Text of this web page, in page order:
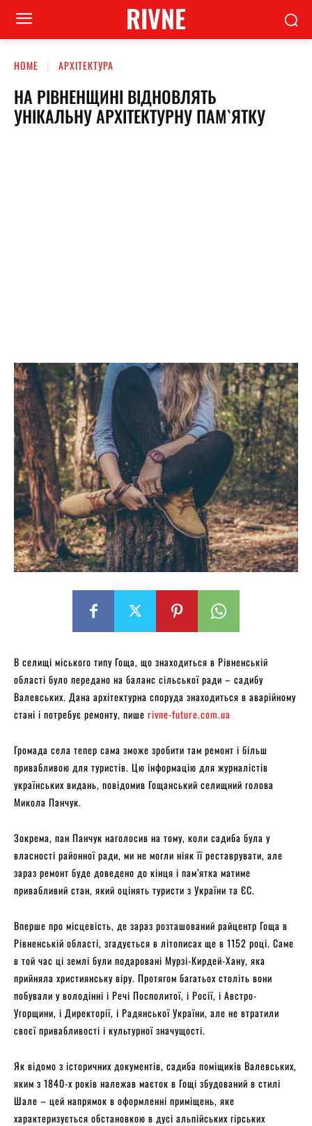
RIVNE
HOME АРХІТЕКТУРА
НА РІВНЕНЩИНІ ВІДНОВЛЯТЬ
УНІКАЛЬНУ АРХІТЕКТУРНУ ПАМ`ЯТКУ
В селищі міського типу Гоща, що знаходиться в Рівненській
області було передано на баланс сільської ради – садибу
Валевських. Дана архітектурна споруда знаходиться в аварійному
стані і потребує ремонту, пише rivne-future.com.ua
Громада села тепер сама зможе зробити там ремонт і більш
привабливою для туристів. Цю інформацію для журналістів
українських видань, повідомив Гощанський селищний голова
Микола Панчук.
Зокрема, пан Панчук наголосив на тому, коли садиба була у
власності районної ради, ми не могли ніяк її реставрувати, але
зараз ремонт буде доведено до кінця і пам’ятка матиме
привабливий стан, який оцінять туристи з України та ЄС.
Вперше про місцевість, де зараз розташований райцентр Гоща в
Рівненській області, згадується в літописах ще в 1152 році. Саме
в той час ці землі були подаровані Мурзі-Кирдей-Хану, яка
прийняла християнську віру. Протягом багатьох століть вони
побували у володінні і Речі Посполитої, і Росії, і Австро-
Угорщини, і Директорії, і Радянської України, але не втратили
своєї привабливості і культурної значущості.
Як відомо з історичних документів, садиба поміщиків Валевських,
яким з 1840-х років належав маєток в Гощі збудований в стилі
Шале – цей напрямок в оформленні приміщень, яке
характеризується обстановкою в дусі альпійських гірських